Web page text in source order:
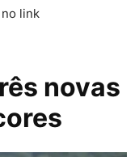
link
novas